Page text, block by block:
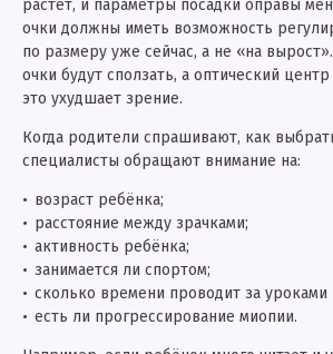
растёт, и параметры посадки оправы
очки должны иметь возможность
по размеру уже сейчас, а не «на
очки будут сползать, а оптический
это ухудшает зрение.
Когда родители спрашивают, как
специалисты обращают внимание на:
возраст ребёнка;
расстояние между зрачками;
активность ребёнка;
занимается ли спортом;
сколько времени проводит за
есть ли прогрессирование миопии.